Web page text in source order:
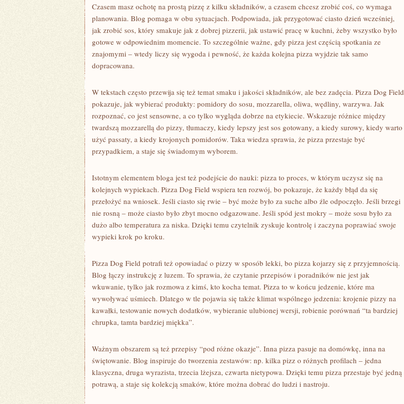
Czasem masz ochotę na prostą pizzę z kilku składników, a czasem chcesz zrobić coś, co wymaga
planowania. Blog pomaga w obu sytuacjach. Podpowiada, jak przygotować ciasto dzień wcześniej,
jak zrobić sos, który smakuje jak z dobrej pizzerii, jak ustawić pracę w kuchni, żeby wszystko było
gotowe w odpowiednim momencie. To szczególnie ważne, gdy pizza jest częścią spotkania ze
znajomymi – wtedy liczy się wygoda i pewność, że każda kolejna pizza wyjdzie tak samo
dopracowana.
W tekstach często przewija się też temat smaku i jakości składników, ale bez zadęcia. Pizza Dog Field
pokazuje, jak wybierać produkty: pomidory do sosu, mozzarella, oliwa, wędliny, warzywa. Jak
rozpoznać, co jest sensowne, a co tylko wygląda dobrze na etykiecie. Wskazuje różnice między
twardszą mozzarellą do pizzy, tłumaczy, kiedy lepszy jest sos gotowany, a kiedy surowy, kiedy warto
użyć passaty, a kiedy krojonych pomidorów. Taka wiedza sprawia, że pizza przestaje być
przypadkiem, a staje się świadomym wyborem.
Istotnym elementem bloga jest też podejście do nauki: pizza to proces, w którym uczysz się na
kolejnych wypiekach. Pizza Dog Field wspiera ten rozwój, bo pokazuje, że każdy błąd da się
przełożyć na wniosek. Jeśli ciasto się rwie – być może było za suche albo źle odpoczęło. Jeśli brzegi
nie rosną – może ciasto było zbyt mocno odgazowane. Jeśli spód jest mokry – może sosu było za
dużo albo temperatura za niska. Dzięki temu czytelnik zyskuje kontrolę i zaczyna poprawiać swoje
wypieki krok po kroku.
Pizza Dog Field potrafi też opowiadać o pizzy w sposób lekki, bo pizza kojarzy się z przyjemnością.
Blog łączy instrukcję z luzem. To sprawia, że czytanie przepisów i poradników nie jest jak
wkuwanie, tylko jak rozmowa z kimś, kto kocha temat. Pizza to w końcu jedzenie, które ma
wywoływać uśmiech. Dlatego w tle pojawia się także klimat wspólnego jedzenia: krojenie pizzy na
kawałki, testowanie nowych dodatków, wybieranie ulubionej wersji, robienie porównań “ta bardziej
chrupka, tamta bardziej miękka”.
Ważnym obszarem są też przepisy “pod różne okazje”. Inna pizza pasuje na domówkę, inna na
świętowanie. Blog inspiruje do tworzenia zestawów: np. kilka pizz o różnych profilach – jedna
klasyczna, druga wyrazista, trzecia lżejsza, czwarta nietypowa. Dzięki temu pizza przestaje być jedną
potrawą, a staje się kolekcją smaków, które można dobrać do ludzi i nastroju.